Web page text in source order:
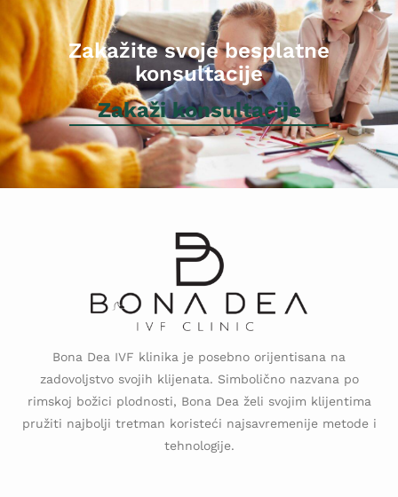
Zakažite svoje besplatne
konsultacije
Zakaži konsultacije
Bona Dea IVF klinika je posebno orijentisana na
zadovoljstvo svojih klijenata. Simbolično nazvana po
rimskoj božici plodnosti, Bona Dea želi svojim klijentima
pružiti najbolji tretman koristeći najsavremenije metode i
tehnologije.